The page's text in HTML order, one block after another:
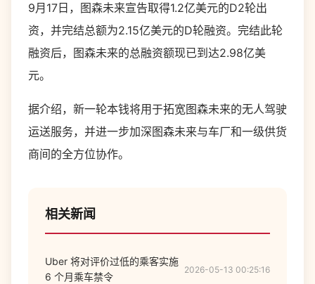
9月17日，图森未来宣告取得1.2亿美元的D2轮出
资，并完结总额为2.15亿美元的D轮融资。完结此轮
融资后，图森未来的总融资额现已到达2.98亿美
元。
据介绍，新一轮本钱将用于拓宽图森未来的无人驾驶
运送服务，并进一步加深图森未来与车厂和一级供货
商间的全方位协作。
相关新闻
Uber 将对评价过低的乘客实施
6 个月乘车禁令
2026-05-13 00:25:16